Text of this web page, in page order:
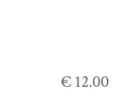
€ 12.00